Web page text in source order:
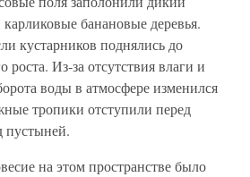
банановые деревья.
кустарников поднялись до
роста. Из-за отсутствия влаги и
воды в атмосфере изменился
тропики отступили перед
пустыней.
на этом пространстве было